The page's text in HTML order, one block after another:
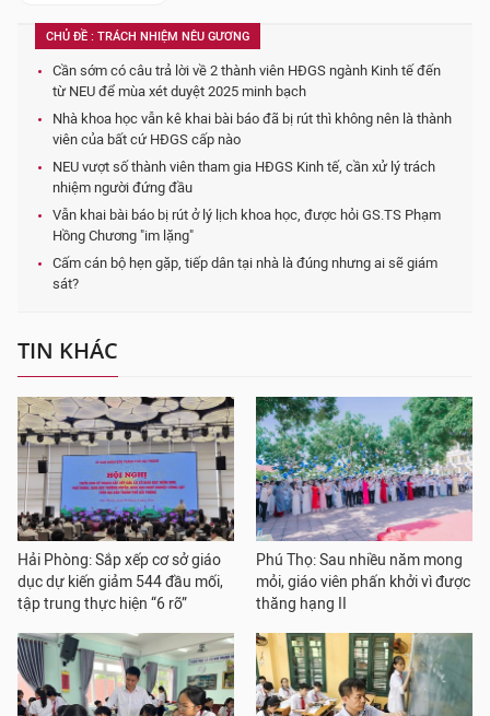
CHỦ ĐỀ : TRÁCH NHIỆM NÊU GƯƠNG
Cần sớm có câu trả lời về 2 thành viên HĐGS ngành Kinh tế đến
từ NEU để mùa xét duyệt 2025 minh bạch
Nhà khoa học vẫn kê khai bài báo đã bị rút thì không nên là thành
viên của bất cứ HĐGS cấp nào
NEU vượt số thành viên tham gia HĐGS Kinh tế, cần xử lý trách
nhiệm người đứng đầu
Vẫn khai bài báo bị rút ở lý lịch khoa học, được hỏi GS.TS Phạm
Hồng Chương "im lặng"
Cấm cán bộ hẹn gặp, tiếp dân tại nhà là đúng nhưng ai sẽ giám
sát?
TIN KHÁC
Hải Phòng: Sắp xếp cơ sở giáo
dục dự kiến giảm 544 đầu mối,
tập trung thực hiện “6 rõ”
Phú Thọ: Sau nhiều năm mong
mỏi, giáo viên phấn khởi vì được
thăng hạng II